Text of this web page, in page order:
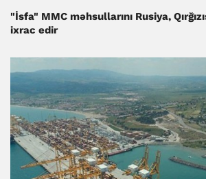
"İsfa" MMC məhsullarını Rusiya,
ixrac edir